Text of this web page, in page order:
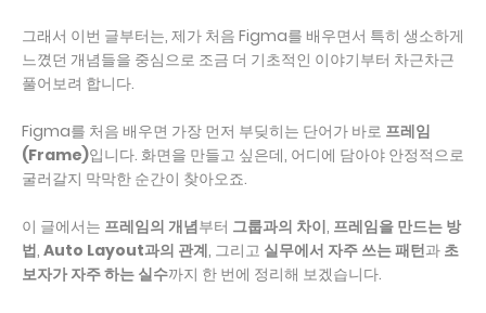
그래서 이번 글부터는, 제가 처음 Figma를 배우면서 특히 생소하게
느꼈던 개념들을 중심으로 조금 더 기초적인 이야기부터 차근차근
풀어보려 합니다.
Figma를 처음 배우면 가장 먼저 부딪히는 단어가 바로 프레임
(Frame)입니다. 화면을 만들고 싶은데, 어디에 담아야 안정적으로
굴러갈지 막막한 순간이 찾아오죠.
이 글에서는 프레임의 개념부터 그룹과의 차이, 프레임을 만드는 방
법, Auto Layout과의 관계, 그리고 실무에서 자주 쓰는 패턴과 초
보자가 자주 하는 실수까지 한 번에 정리해 보겠습니다.